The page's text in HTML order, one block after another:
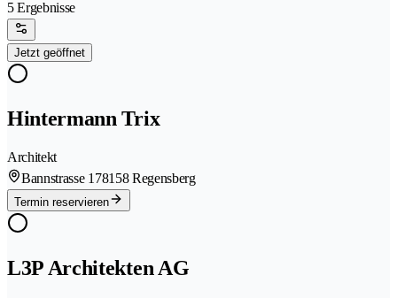
5 Ergebnisse
Jetzt geöffnet
Hintermann Trix
Architekt
Bannstrasse 178158 Regensberg
Termin reservieren
L3P Architekten AG